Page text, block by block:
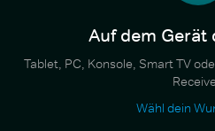
Auf dem Gerät
Tablet, PC, Konsole, Smart TV
Wähl dein